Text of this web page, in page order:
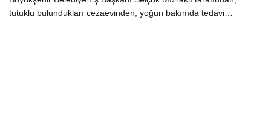
tutuklu bulundukları cezaevinden, yoğun bakımda tedavi…